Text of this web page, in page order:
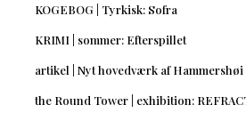
KOGEBOG | Tyrkisk: Sofra
KRIMI | sommer: Efterspillet
artikel | Nyt hovedværk af
the Round Tower | exhibition: